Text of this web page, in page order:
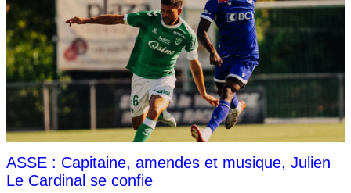
ASSE : Capitaine, amendes et musique, Julien
Le Cardinal se confie